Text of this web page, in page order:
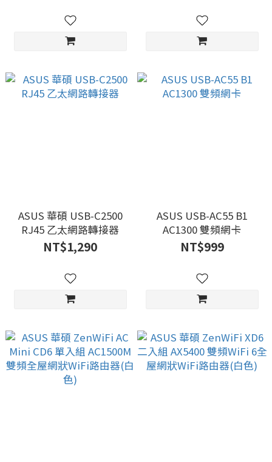
ASUS 華碩 USB-C2500
RJ45 乙太網路轉接器
NT$1,290
ASUS USB-AC55 B1
AC1300 雙頻網卡
NT$999